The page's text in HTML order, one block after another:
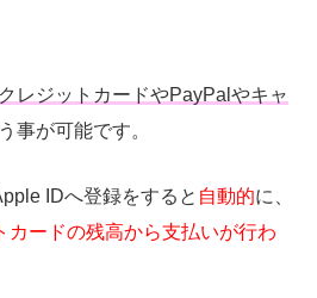
クレジットカードやPayPalやキャ
事が可能です。
IDへ登録をすると 自動的に、
カードの残高から支払いが行わ